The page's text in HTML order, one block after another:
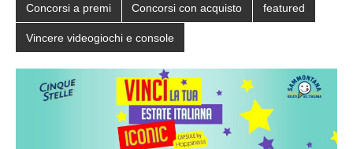
Concorsi a premi Concorsi con acquisto featured
Vincere videogiochi e console